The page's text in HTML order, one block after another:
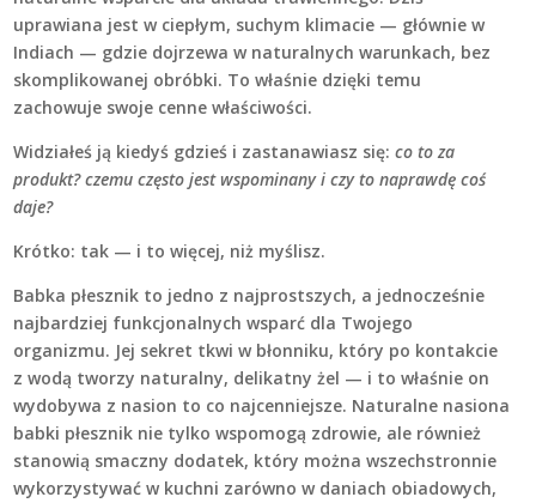
uprawiana jest w ciepłym, suchym klimacie — głównie w
Indiach — gdzie dojrzewa w naturalnych warunkach, bez
skomplikowanej obróbki. To właśnie dzięki temu
zachowuje swoje cenne właściwości.
Widziałeś ją kiedyś gdzieś i zastanawiasz się: co to za
produkt? czemu często jest wspominany i czy to naprawdę coś
daje?
Krótko: tak — i to więcej, niż myślisz.
Babka płesznik to jedno z najprostszych, a jednocześnie
najbardziej funkcjonalnych wsparć dla Twojego
organizmu. Jej sekret tkwi w błonniku, który po kontakcie
z wodą tworzy naturalny, delikatny żel — i to właśnie on
wydobywa z nasion to co najcenniejsze. Naturalne nasiona
babki płesznik nie tylko wspomogą zdrowie, ale również
stanowią smaczny dodatek, który można wszechstronnie
wykorzystywać w kuchni zarówno w daniach obiadowych,